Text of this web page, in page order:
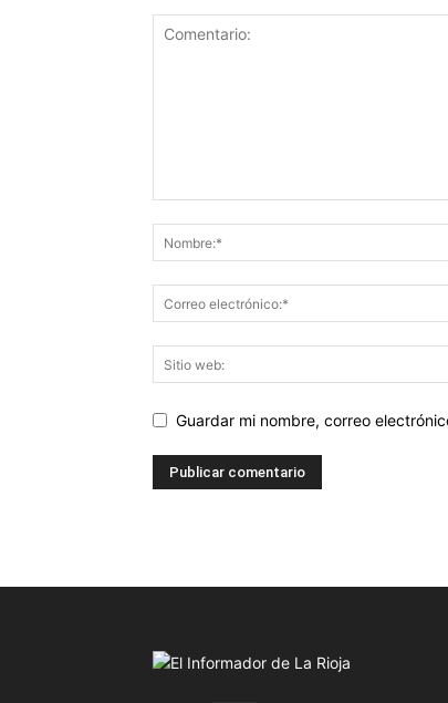
Guardar mi nombre, correo